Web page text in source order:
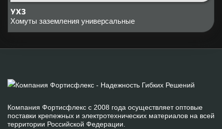
УХЗ
Хомуты заземления универсальные
Компания Фортисфлекс с 2008 года осуществляет оптовые
поставки крепежных и электротехнических материалов на всей
территории Российской Федерации.